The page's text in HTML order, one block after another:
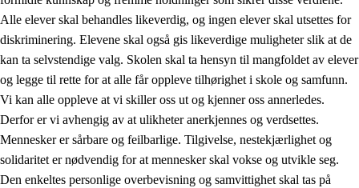
1.6 Demokrati og medvirkning
Alle elever skal behandles likeverdig, og ingen elever skal utsettes for
diskriminering. Elevene skal også gis likeverdige muligheter slik at de
kan ta selvstendige valg. Skolen skal ta hensyn til mangfoldet av elever
og legge til rette for at alle får oppleve tilhørighet i skole og samfunn.
Vi kan alle oppleve at vi skiller oss ut og kjenner oss annerledes.
Derfor er vi avhengig av at ulikheter anerkjennes og verdsettes.
Mennesker er sårbare og feilbarlige. Tilgivelse, nestekjærlighet og
solidaritet er nødvendig for at mennesker skal vokse og utvikle seg.
Den enkeltes personlige overbevisning og samvittighet skal tas på